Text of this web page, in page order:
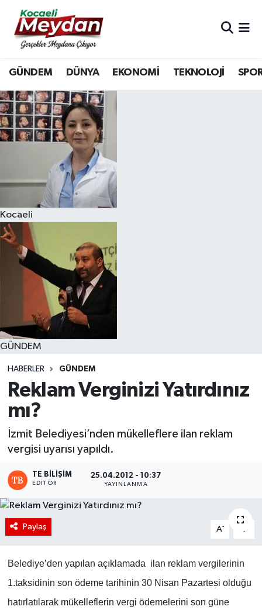
GÜNDEM DÜNYA EKONOMİ TEKNOLOJİ
Kocaeli
GÜNDEM
HABERLER GÜNDEM
Reklam Verginizi Yatırdınız
mı?
İzmit Belediyesi’nden mükelleflere ilan reklam
vergisi uyarısı yapıldı.
TE BILIŞIM
EDITÖR
25.04.2012 - 10:37
YAYINLANMA
Paylaş A- A
Belediye’den yapılan açıklamada ilan reklam vergilerinin
1.taksidinin son ödeme tarihinin 30 Nisan Pazartesi olduğu
hatırlatılarak mükelleflerin vergi ödemelerini son güne
Nöbetçi Eczaneler
Hava Durumu
Trafik Durumu
Süper Lig Puan Durumu ve Fikstür
Tüm Manşetler
Son Dakika Haberleri
Haber Arşivi